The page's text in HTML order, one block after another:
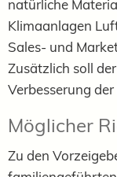
natürliche
Klimaanlagen
Sales- und
Zusätzlich soll
Verbesserung
Möglicher
Zu den